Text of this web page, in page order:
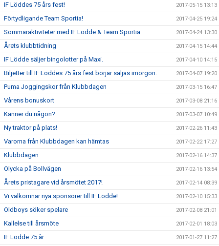
IF Löddes 75 års fest! 2017-05-15 13:13
Förtydligande Team Sportia! 2017-04-25 19:24
Sommaraktiviteter med IF Lödde & Team Sportia 2017-04-24 13:30
Årets klubbtidning 2017-04-15 14:44
IF Lödde säljer bingolotter på Maxi. 2017-04-10 14:15
Biljetter till IF Löddes 75 års fest börjar säljas imorgon. 2017-04-07 19:20
Puma Joggingskor från Klubbdagen 2017-03-15 16:47
Vårens bonuskort 2017-03-08 21:16
Känner du någon? 2017-03-07 10:49
Ny traktor på plats! 2017-02-26 11:43
Varorna från Klubbdagen kan hämtas 2017-02-22 17:27
Klubbdagen 2017-02-16 14:37
Olycka på Bollvägen 2017-02-16 13:54
Årets pristagare vid årsmötet 2017! 2017-02-14 08:39
Vi välkomnar nya sponsorer till IF Lödde! 2017-02-10 15:33
Oldboys söker spelare 2017-02-08 21:01
Kallelse till årsmöte 2017-02-01 18:03
IF Lödde 75 år 2017-01-27 11:27